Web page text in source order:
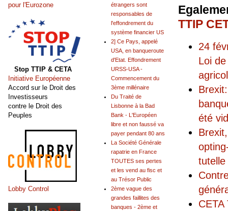
TTIP
24
Loi
été
CETA
étrangers sont
responsables de
l'effondrement du
système financier US
2] Ce Pays, appelé
USA, en banqueroute
d'Etat. Effondrement
URSS-USA -
Commencement du
3ème millénaire
Du Traité de
Lisbonne à la Bad
Bank - L'Européen
libre et non faussé va
payer pendant 80 ans
La Société Générale
rapatrie en France
TOUTES ses pertes
et les vend au fisc et
au Trésor Public
2ème vague des
grandes faillites des
banques - 2ème et
pour l'Eurozone
Stop TTIP & CETA
Initiative Européenne
Accord sur le Droit des
Investisseurs
contre le Droit des
Peuples
Lobby Control